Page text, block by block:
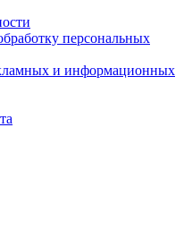
персональных
и информационных